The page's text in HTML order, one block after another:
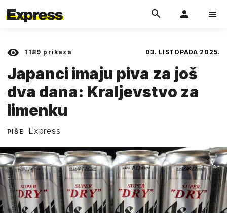
1189 prikaza 03. LISTOPADA 2025.
Japanci imaju piva za još
dva dana: Kraljevstvo za
limenku
PIŠE Express